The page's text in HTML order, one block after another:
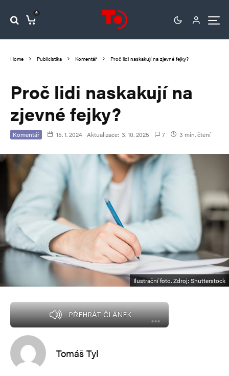
0
Home Publicistika Komentář Proč lidi naskakují na zjevné fejky?
Proč lidi naskakují na
zjevné fejky?
Komentář 15. 1. 2024 Aktualizace: 3. 10. 2025 7 3 min. čtení
Ilustrační foto. Zdroj: Shutterstock
PŘEHRÁT ČLÁNEK
Tomáš Tyl